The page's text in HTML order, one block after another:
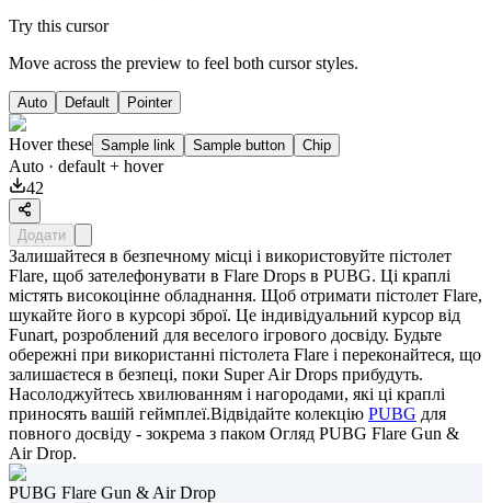
Try this cursor
Move across the preview to feel both cursor styles.
Auto Default Pointer
Hover these Sample link Sample button Chip
Auto · default + hover
42
Додати
Залишайтеся в безпечному місці і використовуйте пістолет
Flare, щоб зателефонувати в Flare Drops в PUBG. Ці краплі
містять високоцінне обладнання. Щоб отримати пістолет Flare,
шукайте його в курсорі зброї. Це індивідуальний курсор від
Funart, розроблений для веселого ігрового досвіду. Будьте
обережні при використанні пістолета Flare і переконайтеся, що
залишаєтеся в безпеці, поки Super Air Drops прибудуть.
Насолоджуйтесь хвилюванням і нагородами, які ці краплі
приносять вашій геймплеї.Відвідайте колекцію PUBG для
повного досвіду - зокрема з паком Огляд PUBG Flare Gun &
Air Drop.
PUBG Flare Gun & Air Drop